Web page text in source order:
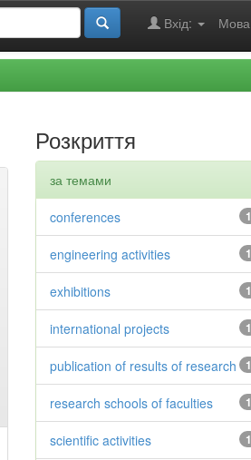
Мова
Вхід:
Розкриття
за темами
1
conferences
1
engineering activities
1
exhibitions
1
international projects
1
publication of results of research
1
research schools of faculties
1
scientific activities